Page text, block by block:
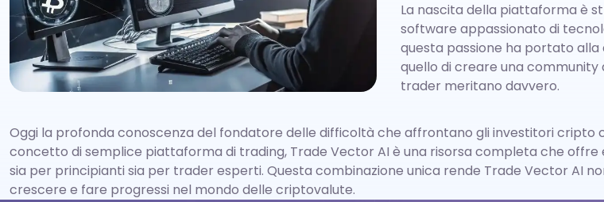
La nascita della piattaforma è
software appassionato di
questa passione ha portato alla
quello di creare una
trader meritano davvero.
Oggi la profonda conoscenza del fondatore delle difficoltà che affrontano gli investitori cripto
concetto di semplice piattaforma di trading, Trade Vector AI è una risorsa completa che
sia per principianti sia per trader esperti. Questa combinazione unica rende Trade Vector AI
crescere e fare progressi nel mondo delle criptovalute.